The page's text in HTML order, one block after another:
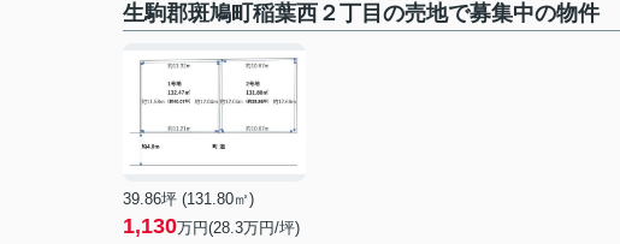
生駒郡斑鳩町稲葉西２丁目の売地で募集中の物件
39.86坪 (131.80㎡)
1,130万円(28.3万円/坪)